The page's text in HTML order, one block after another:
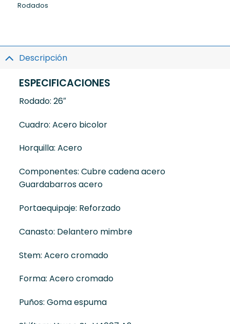
Rodados
Descripción
ESPECIFICACIONES
Rodado: 26″
Cuadro: Acero bicolor
Horquilla: Acero
Componentes: Cubre cadena acero
Guardabarros acero
Portaequipaje: Reforzado
Canasto: Delantero mimbre
Stem: Acero cromado
Forma: Acero cromado
Puños: Goma espuma